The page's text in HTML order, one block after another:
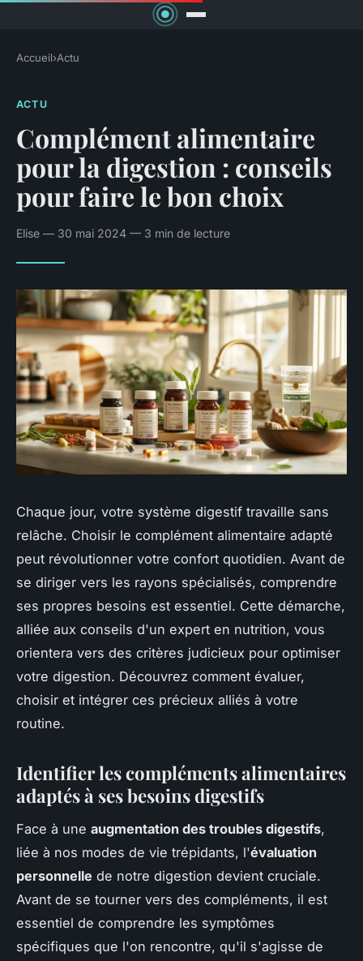
Accueil›Actu
ACTU
Complément alimentaire
pour la digestion : conseils
pour faire le bon choix
Elise — 30 mai 2024 — 3 min de lecture
Chaque jour, votre système digestif travaille sans
relâche. Choisir le complément alimentaire adapté
peut révolutionner votre confort quotidien. Avant de
se diriger vers les rayons spécialisés, comprendre
ses propres besoins est essentiel. Cette démarche,
alliée aux conseils d'un expert en nutrition, vous
orientera vers des critères judicieux pour optimiser
votre digestion. Découvrez comment évaluer,
choisir et intégrer ces précieux alliés à votre
routine.
Identifier les compléments alimentaires
adaptés à ses besoins digestifs
Face à une augmentation des troubles digestifs,
liée à nos modes de vie trépidants, l'évaluation
personnelle de notre digestion devient cruciale.
Avant de se tourner vers des compléments, il est
essentiel de comprendre les symptômes
spécifiques que l'on rencontre, qu'il s'agisse de